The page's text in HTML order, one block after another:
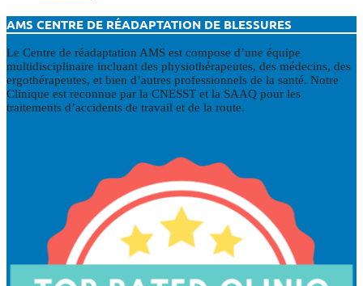
AMS CENTRE DE RÉADAPTATION DE BLESSURES
Le Centre de réadaptation AMS est compose d’une équipe
multidisciplinaire incluant des physiothérapeutes, des médecins, des
ergothérapeutes, et bien d’autres professionnels de la santé. Notre
Clinique est reconnue par la CNESST et la SAAQ pour les
traitements d’accidents de travail et de la route.